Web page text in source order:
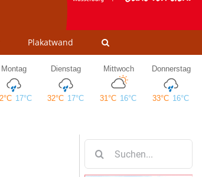
Plakatwand
nach: